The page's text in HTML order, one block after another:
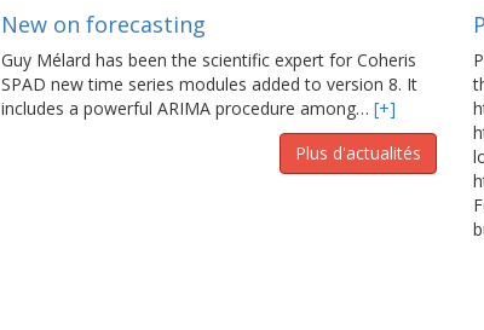
New on forecasting
Guy Mélard has been the scientific expert for Coheris
SPAD new time series modules added to version 8. It
includes a powerful ARIMA procedure among… [+]
Plus d'actualités